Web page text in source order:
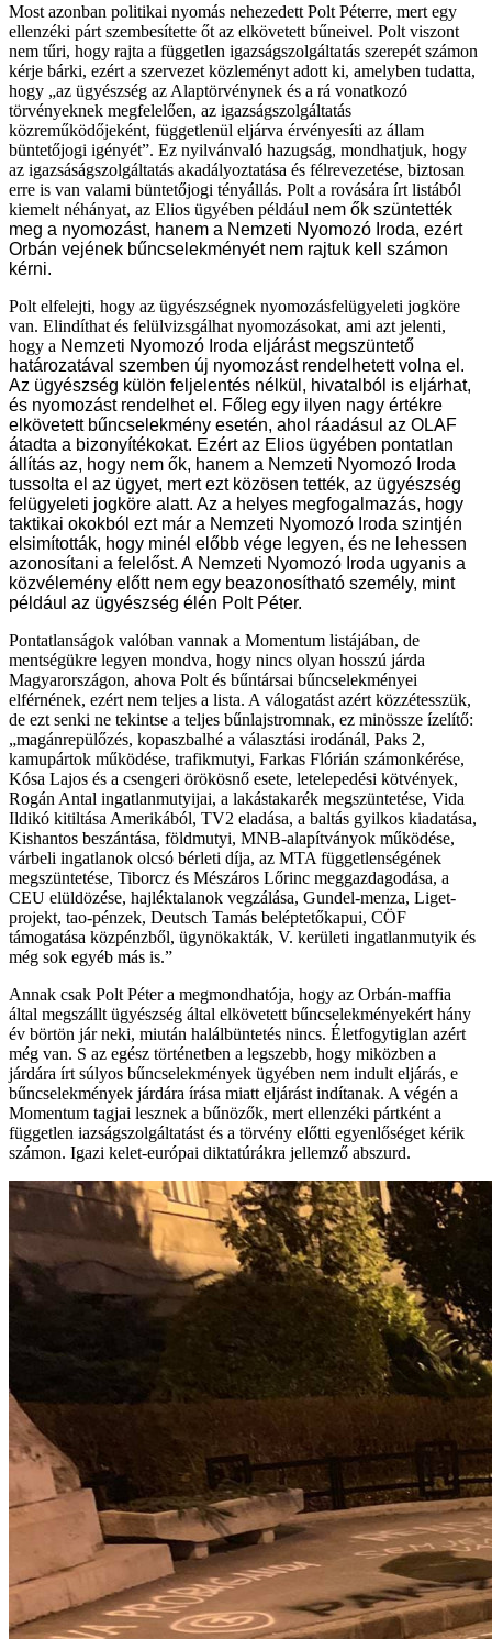
Most azonban politikai nyomás nehezedett Polt Péterre, mert egy
ellenzéki párt szembesítette őt az elkövetett bűneivel. Polt viszont
nem tűri, hogy rajta a független igazságszolgáltatás szerepét számon
kérje bárki, ezért a szervezet közleményt adott ki, amelyben tudatta,
hogy „az ügyészség az Alaptörvénynek és a rá vonatkozó
törvényeknek megfelelően, az igazságszolgáltatás
közreműködőjeként, függetlenül eljárva érvényesíti az állam
büntetőjogi igényét”. Ez nyilvánvaló hazugság, mondhatjuk, hogy
az igazsáságszolgáltatás akadályoztatása és félrevezetése, biztosan
erre is van valami büntetőjogi tényállás. Polt a rovására írt listából
kiemelt néhányat, az Elios ügyében például nem ők szüntették
meg a nyomozást, hanem a Nemzeti Nyomozó Iroda, ezért
Orbán vejének bűncselekményét nem rajtuk kell számon
kérni.
Polt elfelejti, hogy az ügyészségnek nyomozásfelügyeleti jogköre
van. Elindíthat és felülvizsgálhat nyomozásokat, ami azt jelenti,
hogy a Nemzeti Nyomozó Iroda eljárást megszüntető
határozatával szemben új nyomozást rendelhetett volna el.
Az ügyészség külön feljelentés nélkül, hivatalból is eljárhat,
és nyomozást rendelhet el. Főleg egy ilyen nagy értékre
elkövetett bűncselekmény esetén, ahol ráadásul az OLAF
átadta a bizonyítékokat. Ezért az Elios ügyében pontatlan
állítás az, hogy nem ők, hanem a Nemzeti Nyomozó Iroda
tussolta el az ügyet, mert ezt közösen tették, az ügyészség
felügyeleti jogköre alatt. Az a helyes megfogalmazás, hogy
taktikai okokból ezt már a Nemzeti Nyomozó Iroda szintjén
elsimították, hogy minél előbb vége legyen, és ne lehessen
azonosítani a felelőst. A Nemzeti Nyomozó Iroda ugyanis a
közvélemény előtt nem egy beazonosítható személy, mint
például az ügyészség élén Polt Péter.
Pontatlanságok valóban vannak a Momentum listájában, de
mentségükre legyen mondva, hogy nincs olyan hosszú járda
Magyarországon, ahova Polt és bűntársai bűncselekményei
elférnének, ezért nem teljes a lista. A válogatást azért közzétesszük,
de ezt senki ne tekintse a teljes bűnlajstromnak, ez minössze ízelítő:
„magánrepülőzés, kopaszbalhé a választási irodánál, Paks 2,
kamupártok működése, trafikmutyi, Farkas Flórián számonkérése,
Kósa Lajos és a csengeri örökösnő esete, letelepedési kötvények,
Rogán Antal ingatlanmutyijai, a lakástakarék megszüntetése, Vida
Ildikó kitiltása Amerikából, TV2 eladása, a baltás gyilkos kiadatása,
Kishantos beszántása, földmutyi, MNB-alapítványok működése,
várbeli ingatlanok olcsó bérleti díja, az MTA függetlenségének
megszüntetése, Tiborcz és Mészáros Lőrinc meggazdagodása, a
CEU elüldözése, hajléktalanok vegzálása, Gundel-menza, Liget-
projekt, tao-pénzek, Deutsch Tamás beléptetőkapui, CÖF
támogatása közpénzből, ügynökakták, V. kerületi ingatlanmutyik és
még sok egyéb más is.”
Annak csak Polt Péter a megmondhatója, hogy az Orbán-maffia
által megszállt ügyészség által elkövetett bűncselekményekért hány
év börtön jár neki, miután halálbüntetés nincs. Életfogytiglan azért
még van. S az egész történetben a legszebb, hogy miközben a
járdára írt súlyos bűncselekmények ügyében nem indult eljárás, e
bűncselekmények járdára írása miatt eljárást indítanak. A végén a
Momentum tagjai lesznek a bűnözők, mert ellenzéki pártként a
független iazságszolgáltatást és a törvény előtti egyenlőséget kérik
számon. Igazi kelet-európai diktatúrákra jellemző abszurd.